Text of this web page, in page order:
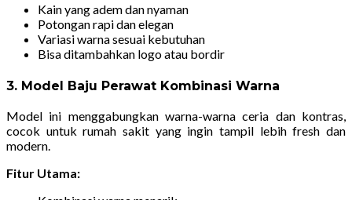
Kain yang adem dan nyaman
Potongan rapi dan elegan
Variasi warna sesuai kebutuhan
Bisa ditambahkan logo atau bordir
3. Model Baju Perawat Kombinasi Warna
Model ini menggabungkan warna-warna ceria dan kontras,
cocok untuk rumah sakit yang ingin tampil lebih fresh dan
modern.
Fitur Utama: